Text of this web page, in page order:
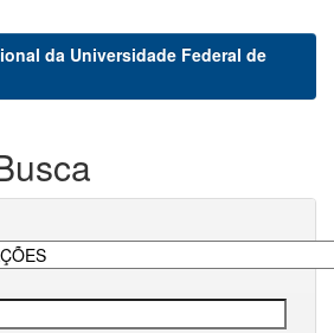
da Universidade Federal de